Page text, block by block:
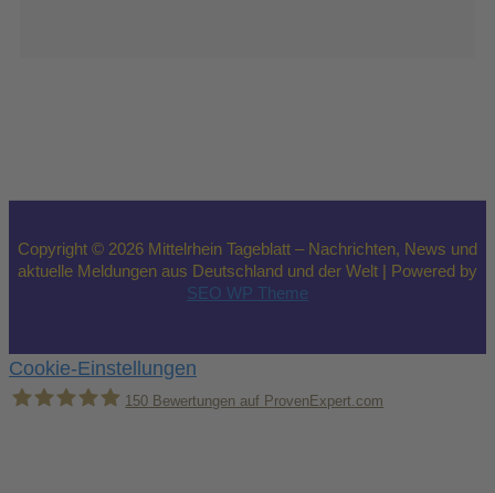
Copyright © 2026 Mittelrhein Tageblatt – Nachrichten, News und
aktuelle Meldungen aus Deutschland und der Welt | Powered by
SEO WP Theme
Cookie-Einstellungen
150 Bewertungen auf ProvenExpert.com